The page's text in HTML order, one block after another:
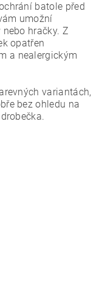
batole před
umožní
hračky. Z
opatřen
a nealergickým
variantách,
bez ohledu na